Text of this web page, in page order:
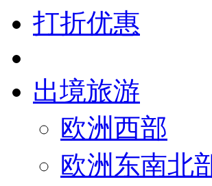
打折优惠
出境旅游
欧洲西部
欧洲东南北